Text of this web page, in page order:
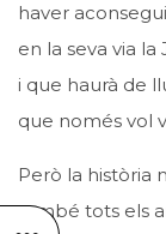
haver
en la seva via la
i que haurà de
que només vol
Però la història
també tots els